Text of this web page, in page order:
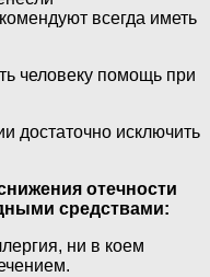
всегда иметь
человеку помощь при
достаточно исключить
отечности
средствами:
ни в коем